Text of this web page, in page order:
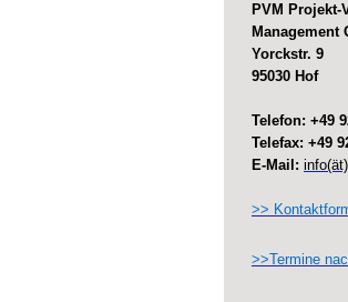
PVM Projekt-
Management
Yorckstr. 9
95030 Hof
Telefon: +49
Telefax: +49
E-Mail:
>>
>>Termine